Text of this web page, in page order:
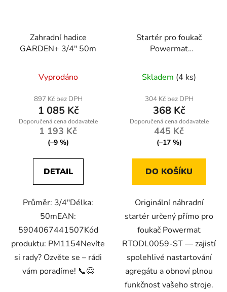
Zahradní hadice
GARDEN+ 3/4" 50m
Vyprodáno
897 Kč bez DPH
1 085 Kč
1 193 Kč
(–9 %)
DETAIL
Průměr: 3/4"Délka:
50mEAN:
5904067441507Kód
produktu: PM1154Nevíte
si rady? Ozvěte se – rádi
vám poradíme! 📞😊
Startér pro foukač
Powermat
Skladem (4 ks)
304 Kč bez DPH
368 Kč
445 Kč
(–17 %)
DO KOŠÍKU
Originální náhradní
startér určený přímo pro
foukač Powermat
RTODL0059-ST — zajistí
spolehlivé nastartování
agregátu a obnoví plnou
funkčnost vašeho stroje.